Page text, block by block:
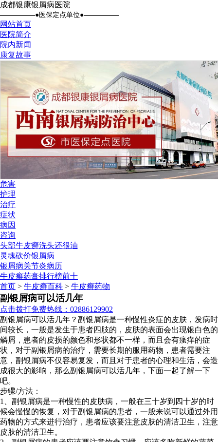
成都银康银屑病医院
●医保定点单位●
网站首页
医院简介
院内新闻
康复故事
危害
护理
治疗
症状
病因
咨询
头部牛皮癣洗头还很油
灵魂砍价银屑病
银屑病关节炎病历
牛皮癣药膏排行榜前十
首页 > 牛皮癣百科 > 牛皮癣药物
副银屑病可以活几年
点击拨打免费热线：02886129902
副银屑病可以活几年？副银屑病是一种慢性炎症的皮肤，发病时
间较长，一般是发生于患者四肢的，皮肤的表面会出现银白色的
鳞屑，患者的皮损的颜色和形状都不一样，而且会有瘙痒的症
状，对于副银屑病的治疗，需要长期的服用药物，患者需要注
意，副银屑病不仅容易复发，而且对于患者的心理和生活，会造
成很大的影响，那么副银屑病可以活几年，下面一起了解一下
吧。
步骤/方法：
1、副银屑病是一种慢性的皮肤病，一般在三十岁到四十岁的时
候会慢慢的恢复，对于副银屑病的患者，一般来说可以通过外用
药物的方式来进行治疗，患者应该要注意皮肤的清洁卫生，注意
皮肤的清洁卫生。